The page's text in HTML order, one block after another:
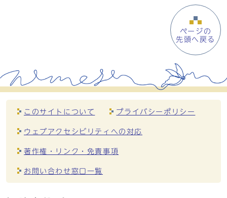
ページの
先頭へ戻る
このサイトについて プライバシーポリシー
ウェブアクセシビリティへの対応
著作権・リンク・免責事項
お問い合わせ窓口一覧